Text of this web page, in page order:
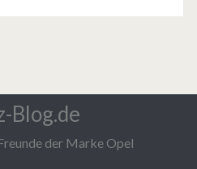
Blog.de
der Marke Opel